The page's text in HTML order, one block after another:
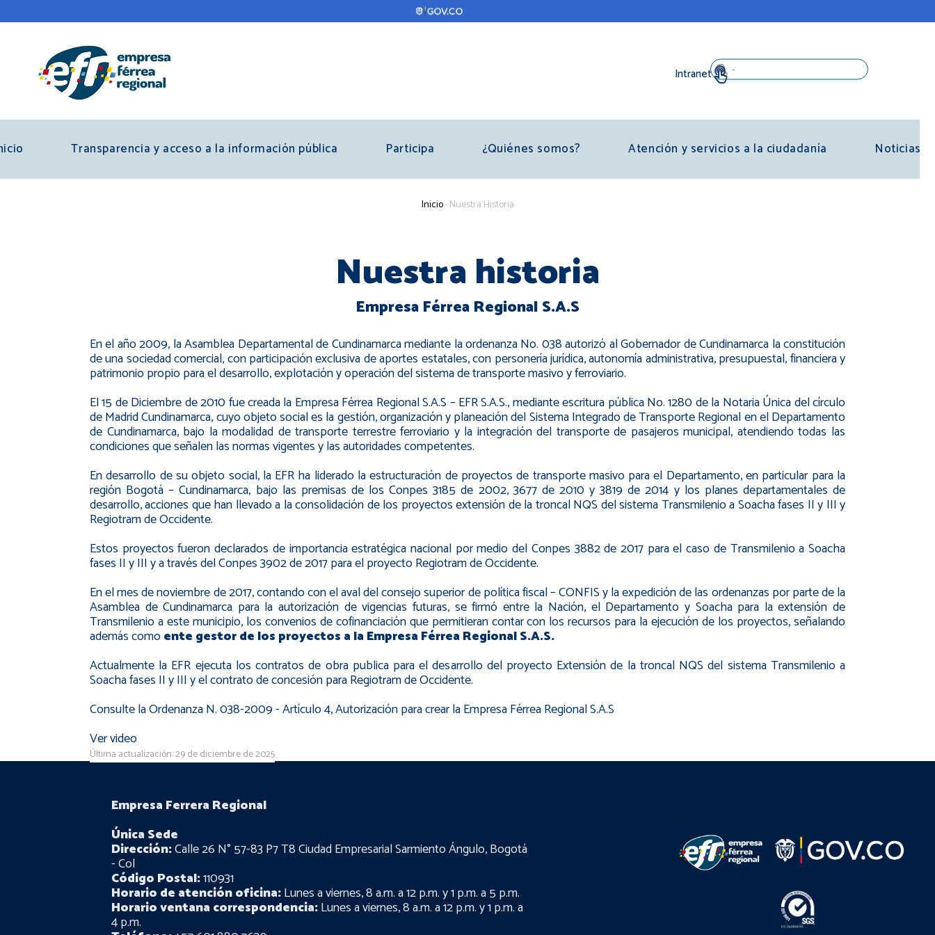
contenido
Transparencia y acceso a la información pública Participa ¿Quiénes somos? Atención y servicios a la ciudadanía Noticias
Sobrescribir
ayuda
a
la
navegación
Inicio-Nuestra Historia
Nuestra historia
Empresa Férrea Regional S.A.S
En el año 2009, la Asamblea Departamental de Cundinamarca mediante la ordenanza No. 038 autorizó al Gobernador de Cundinamarca la constitución
de una sociedad comercial, con participación exclusiva de aportes estatales, con personería jurídica, autonomía administrativa, presupuestal, financiera y
patrimonio propio para el desarrollo, explotación y operación del sistema de transporte masivo y ferroviario.
El 15 de Diciembre de 2010 fue creada la Empresa Férrea Regional S.A.S – EFR S.A.S., mediante escritura pública No. 1280 de la Notaria Única del círculo
de Madrid Cundinamarca, cuyo objeto social es la gestión, organización y planeación del Sistema Integrado de Transporte Regional en el Departamento
de Cundinamarca, bajo la modalidad de transporte terrestre ferroviario y la integración del transporte de pasajeros municipal, atendiendo todas las
condiciones que señalen las normas vigentes y las autoridades competentes.
En desarrollo de su objeto social, la EFR ha liderado la estructuración de proyectos de transporte masivo para el Departamento, en particular para la
región Bogotá – Cundinamarca, bajo las premisas de los Conpes 3185 de 2002, 3677 de 2010 y 3819 de 2014 y los planes departamentales de
desarrollo, acciones que han llevado a la consolidación de los proyectos extensión de la troncal NQS del sistema Transmilenio a Soacha fases II y III y
Regiotram de Occidente.
Estos proyectos fueron declarados de importancia estratégica nacional por medio del Conpes 3882 de 2017 para el caso de Transmilenio a Soacha
fases II y III y a través del Conpes 3902 de 2017 para el proyecto Regiotram de Occidente.
En el mes de noviembre de 2017, contando con el aval del consejo superior de política fiscal – CONFIS y la expedición de las ordenanzas por parte de la
Asamblea de Cundinamarca para la autorización de vigencias futuras, se firmó entre la Nación, el Departamento y Soacha para la extensión de
Transmilenio a este municipio, los convenios de cofinanciación que permitieran contar con los recursos para la ejecución de los proyectos, señalando
además comoente gestor de los proyectos a la Empresa Férrea Regional S.A.S.
Actualmente la EFR ejecuta los contratos de obra publica para el desarrollo del proyecto Extensión de la troncal NQS del sistema Transmilenio a
Soacha fases II y III y el contrato de concesión para Regiotram de Occidente.
Consulte laOrdenanza N. 038-2009- Artículo 4, Autorización para crear la Empresa Férrea Regional S.A.S
Ver video
Última actualización: 29 de diciembre de 2025
Empresa Ferrera Regional
Única Sede
Dirección:Calle 26 N° 57-83 P7 T8 Ciudad Empresarial Sarmiento Ángulo, Bogotá
- Col
Código Postal:110931
Horario de atención oficina:Lunes a viernes, 8 a.m. a 12 p.m. y 1 p.m. a 5 p.m.
Horario ventana correspondencia:Lunes a viernes, 8 a.m. a 12 p.m. y 1 p.m. a
4 p.m.